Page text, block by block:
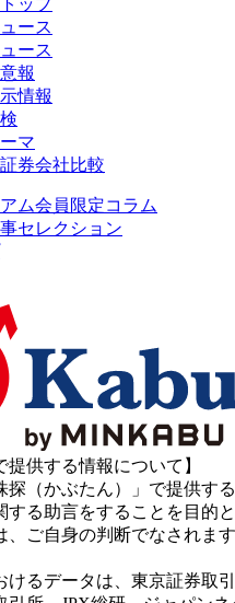
ース
ース
報
情報
マ
券会社比較
ム会員限定コラム
セレクション
提供する情報について】
探（かぶたん）」で提供す
する助言をすることを目的
、ご自身の判断でなされま
けるデータは、東京証券取